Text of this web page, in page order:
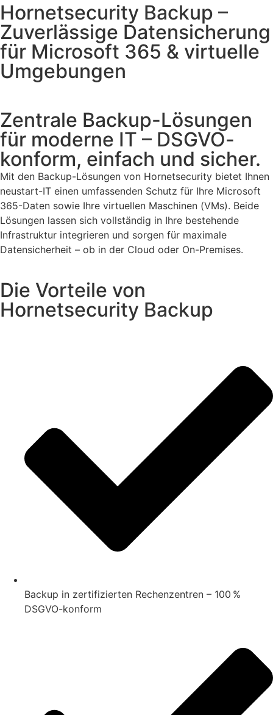
Hornetsecurity Backup –
Zuverlässige Datensicherung
für Microsoft 365 & virtuelle
Umgebungen
Zentrale Backup-Lösungen
für moderne IT – DSGVO-
konform, einfach und sicher.
Mit den Backup-Lösungen von Hornetsecurity bietet Ihnen
neustart-IT einen umfassenden Schutz für Ihre Microsoft
365-Daten sowie Ihre virtuellen Maschinen (VMs). Beide
Lösungen lassen sich vollständig in Ihre bestehende
Infrastruktur integrieren und sorgen für maximale
Datensicherheit – ob in der Cloud oder On-Premises.
Die Vorteile von
Hornetsecurity Backup
Backup in zertifizierten Rechenzentren – 100 %
DSGVO-konform